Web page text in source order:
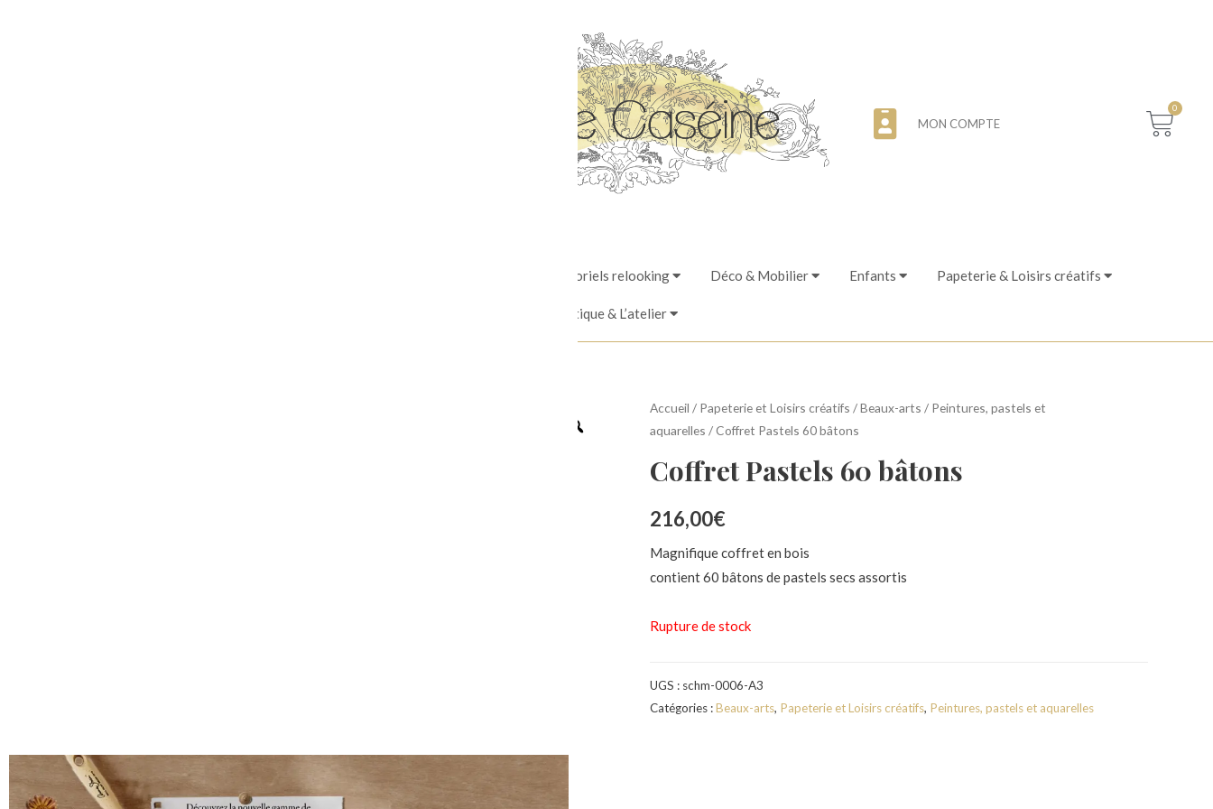
MON COMPTE
0
Stages, Ateliers & Tutoriels relooking Déco & Mobilier Enfants Papeterie & Loisirs créatifs
La Boutique & L’atelier
Accueil / Papeterie et Loisirs créatifs /Beaux-arts / Peintures, pastels et
aquarelles / Coffret Pastels 60 bâtons
Coffret Pastels 60 bâtons
216,00€
Magnifique coffret en bois
contient 60 bâtons de pastels secs assortis
Rupture de stock
UGS : schm-0006-A3
Catégories :Beaux-arts, Papeterie et Loisirs créatifs, Peintures, pastels et aquarelles